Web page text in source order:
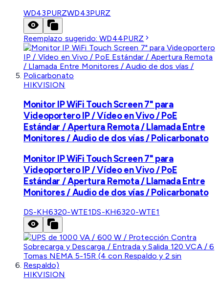
WD43PURZWD43PURZ
Reemplazo sugerido:WD44PURZ
HIKVISION
Monitor IP WiFi Touch Screen 7" para
Videoportero IP / Vídeo en Vivo / PoE
Estándar / Apertura Remota / Llamada Entre
Monitores / Audio de dos vías / Policarbonato
Monitor IP WiFi Touch Screen 7" para
Videoportero IP / Vídeo en Vivo / PoE
Estándar / Apertura Remota / Llamada Entre
Monitores / Audio de dos vías / Policarbonato
DS-KH6320-WTE1DS-KH6320-WTE1
HIKVISION